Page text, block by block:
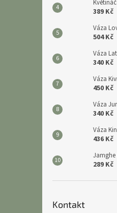
389 Kč
Váza
504 Kč
Váza
340 Kč
Váza
450 Kč
Váza
340 Kč
Váza
436 Kč
Jamghe
289 Kč
Kontakt